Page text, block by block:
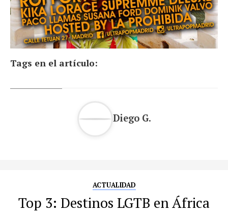
Tags en el artículo:
Diego G.
ACTUALIDAD
Top 3: Destinos LGTB en África